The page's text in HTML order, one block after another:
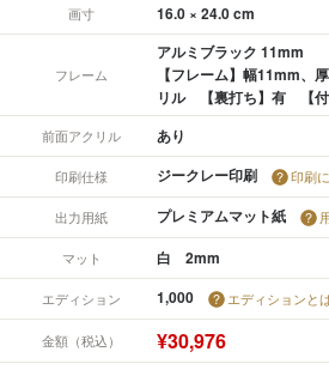
画寸 16.0 × 24.0 cm
フレーム
アルミブラック 11mm
【フレーム】幅11mm
リル 【裏打ち】有 【付
前面アクリル あり
印刷仕様 ジークレー印刷 印刷
出力用紙 プレミアムマット紙
マット 白 2mm
エディション 1,000 エディションと
金額（税込） ¥30,976